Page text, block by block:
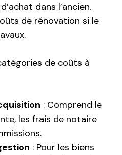
dans l’ancien.
de rénovation si le
de coûts à
: Comprend le
les frais de notaire
: Pour les biens